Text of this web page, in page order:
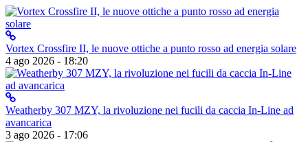
Vortex Crossfire II, le nuove ottiche a punto rosso ad energia solare
4 ago 2026 - 18:20
Weatherby 307 MZY, la rivoluzione nei fucili da caccia In-Line ad
avancarica
3 ago 2026 - 17:06